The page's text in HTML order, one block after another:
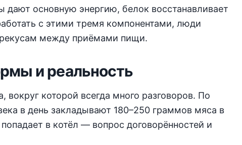
дают основную энергию, белок восстанавливает
с этими тремя компонентами, люди
между приёмами пищи.
и реальность
которой всегда много разговоров. По
в день закладывают 180–250 граммов мяса в
в котёл — вопрос договорённостей и